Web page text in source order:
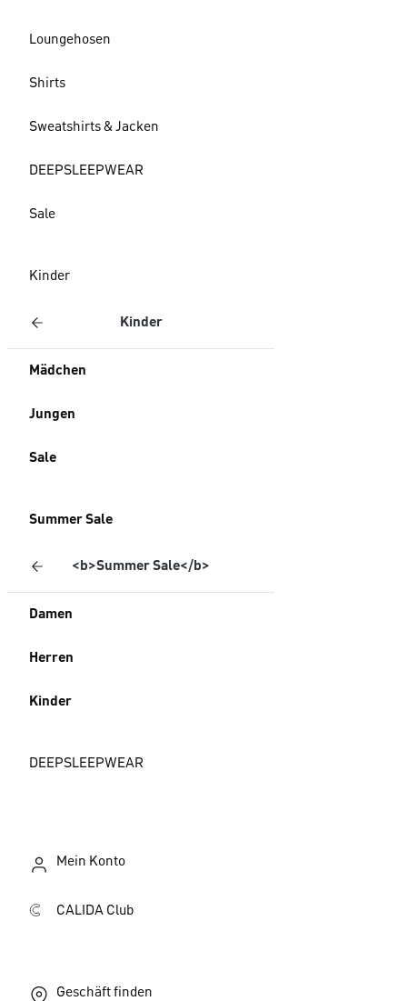
Loungehosen
Shirts
Sweatshirts & Jacken
DEEPSLEEPWEAR
Sale
Kinder
Kinder
Mädchen
Jungen
Sale
Summer Sale
<b>Summer Sale</b>
Damen
Herren
Kinder
DEEPSLEEPWEAR
Mein Konto
CALIDA Club
Geschäft finden